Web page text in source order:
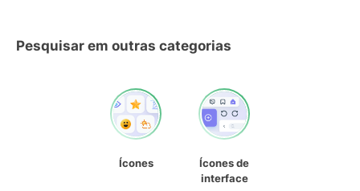
Pesquisar em outras categorias
Ícones
Ícones de
interface